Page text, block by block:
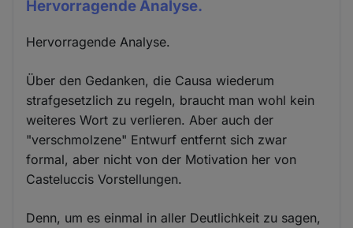
Hervorragende Analyse.
Hervorragende Analyse.
Über den Gedanken, die Causa wiederum
strafgesetzlich zu regeln, braucht man wohl kein
weiteres Wort zu verlieren. Aber auch der
"verschmolzene" Entwurf entfernt sich zwar
formal, aber nicht von der Motivation her von
Casteluccis Vorstellungen.
Denn, um es einmal in aller Deutlichkeit zu sagen,